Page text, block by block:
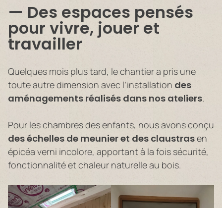
Des espaces pensés
pour vivre, jouer et
travailler
Quelques mois plus tard, le chantier a pris une
toute autre dimension avec l’installation des
aménagements réalisés dans nos ateliers.
Pour les chambres des enfants, nous avons conçu
des échelles de meunier et des claustrasen
épicéa verni incolore, apportant à la fois sécurité,
fonctionnalité et chaleur naturelle au bois.